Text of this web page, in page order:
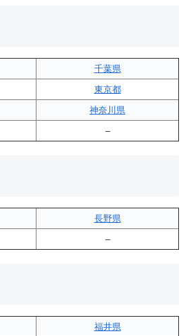
千葉県
東京都
神奈川県
–
長野県
–
福井県